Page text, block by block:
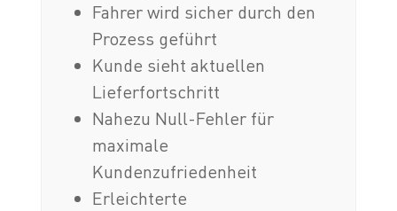
Fahrer wird sicher durch den
Prozess geführt
Kunde sieht aktuellen
Lieferfortschritt
Nahezu Null-Fehler für
maximale
Kundenzufriedenheit
Erleichterte